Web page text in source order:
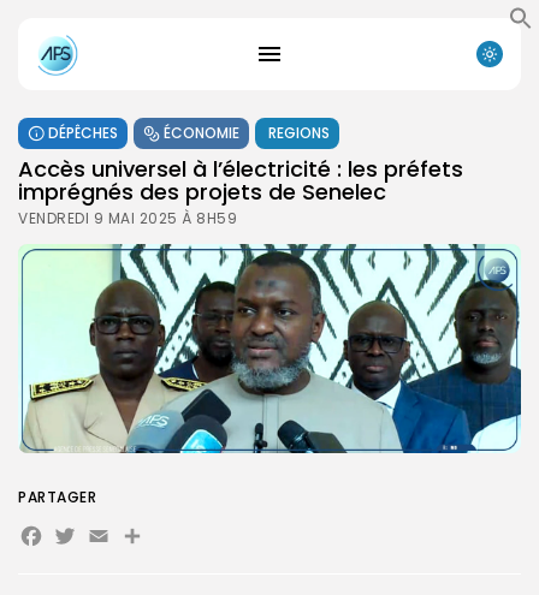
DÉPÊCHES ÉCONOMIE REGIONS
Accès universel à l’électricité : les préfets
imprégnés des projets de Senelec
VENDREDI 9 MAI 2025 À 8H59
PARTAGER
Facebook
Twitter
Email